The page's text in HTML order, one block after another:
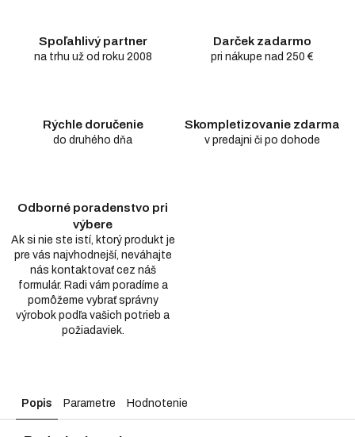
Spoľahlivý partner
na trhu už od roku 2008
Darček zadarmo
pri nákupe nad 250 €
Rýchle doručenie
do druhého dňa
Skompletizovanie zdarma
v predajni či po dohode
Odborné poradenstvo pri
výbere
Ak si nie ste istí, ktorý produkt je
pre vás najvhodnejší, neváhajte
nás kontaktovať cez náš
formulár. Radi vám poradíme a
pomôžeme vybrať správny
výrobok podľa vašich potrieb a
požiadaviek.
Popis Parametre Hodnotenie